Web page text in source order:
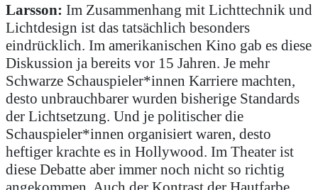
Larsson: Im Zusammenhang mit Lichttechnik und
Lichtdesign ist das tatsächlich besonders
eindrücklich. Im amerikanischen Kino gab es diese
Diskussion ja bereits vor 15 Jahren. Je mehr
Schwarze Schauspieler*innen Karriere machten,
desto unbrauchbarer wurden bisherige Standards
der Lichtsetzung. Und je politischer die
Schauspieler*innen organisiert waren, desto
heftiger krachte es in Hollywood. Im Theater ist
diese Debatte aber immer noch nicht so richtig